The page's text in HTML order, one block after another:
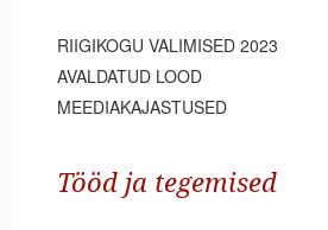
RIIGIKOGU VALIMISED 2023
AVALDATUD LOOD
MEEDIAKAJASTUSED
Tööd ja tegemised